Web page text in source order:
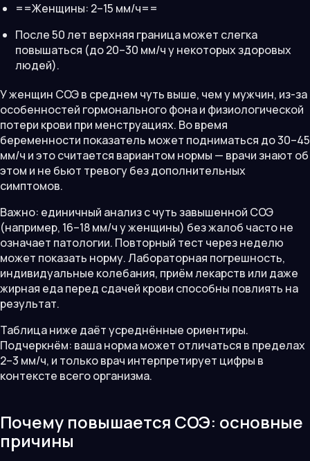
==Женщины: 2–15 мм/ч==
После 50 лет верхняя граница может слегка
повышаться (до 20–30 мм/ч у некоторых здоровых
людей).
У женщин СОЭ в среднем чуть выше, чем у мужчин, из-за
особенностей гормонального фона и физиологической
потери крови при менструациях. Во время
беременности показатель может подниматься до 30–45
мм/ч и это считается вариантом нормы — врачи знают об
этом и не бьют тревогу без дополнительных
симптомов.
Важно: единичный анализ с чуть завышенной СОЭ
(например, 16–18 мм/ч у женщины) без жалоб часто не
означает патологии. Повторный тест через неделю
может показать норму. Лабораторная погрешность,
индивидуальные колебания, приём лекарств или даже
жирная еда перед сдачей крови способны повлиять на
результат.
Таблица ниже даёт усреднённые ориентиры.
Подчеркнём: ваша норма может отличаться в пределах
2–3 мм/ч, и только врач интерпретирует цифры в
контексте всего организма.
Почему повышается СОЭ: основные
причины